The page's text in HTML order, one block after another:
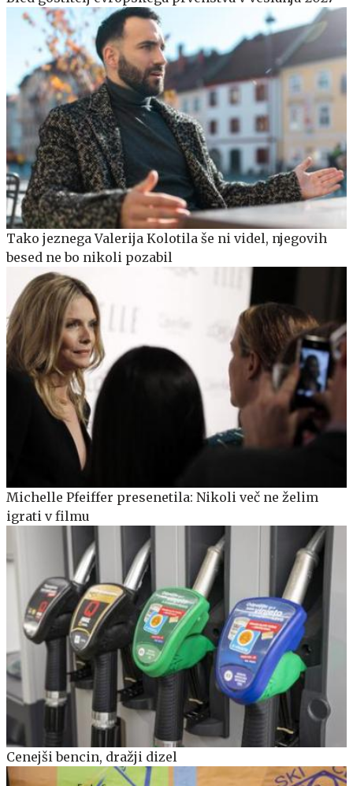
Tako jeznega Valerija Kolotila še ni videl, njegovih
besed ne bo nikoli pozabil
Michelle Pfeiffer presenetila: Nikoli več ne želim
igrati v filmu
Cenejši bencin, dražji dizel